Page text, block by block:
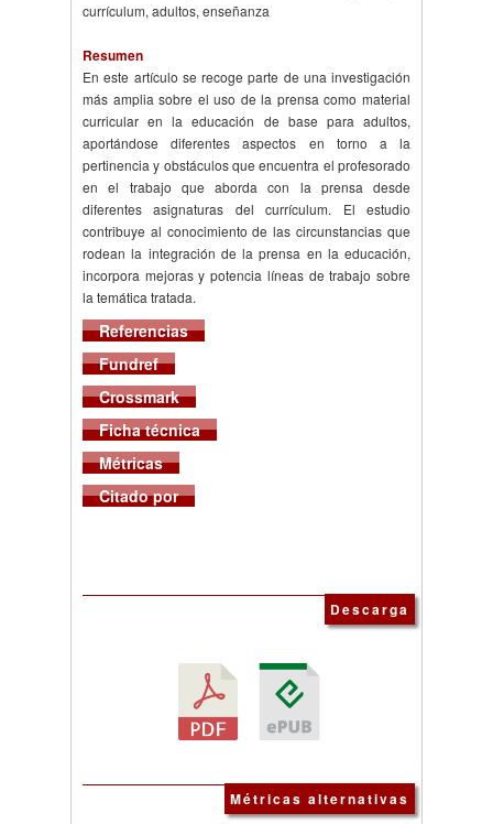
currículum, adultos, enseñanza
Resumen
En este artículo se recoge parte de una investigación
más amplia sobre el uso de la prensa como material
curricular en la educación de base para adultos,
aportándose diferentes aspectos en torno a la
pertinencia y obstáculos que encuentra el profesorado
en el trabajo que aborda con la prensa desde
diferentes asignaturas del currículum. El estudio
contribuye al conocimiento de las circunstancias que
rodean la integración de la prensa en la educación,
incorpora mejoras y potencia líneas de trabajo sobre
la temática tratada.
Referencias
Fundref
Crossmark
Ficha técnica
Métricas
Citado por
Descarga
Métricas alternativas